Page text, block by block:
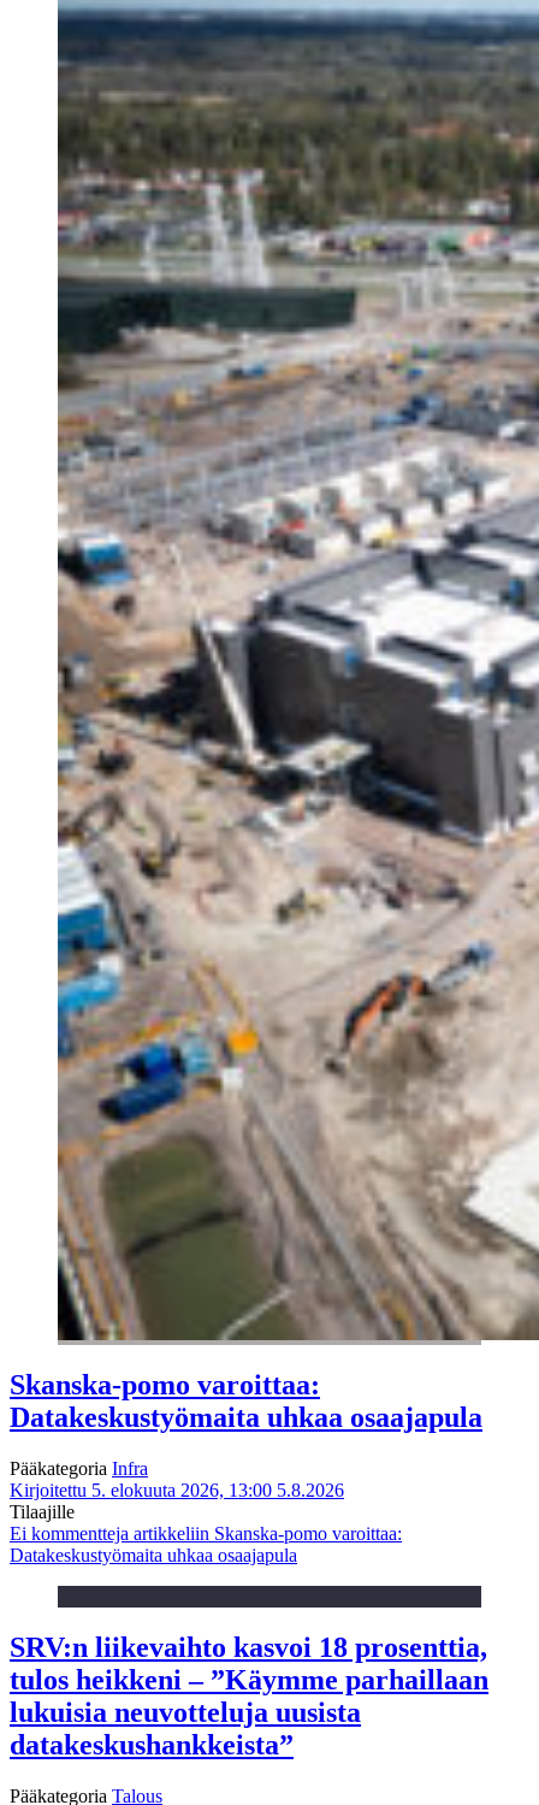
Skanska-pomo varoittaa:
Datakeskustyömaita uhkaa osaajapula
Pääkategoria Infra
Kirjoitettu 5. elokuuta 2026, 13:00 5.8.2026
Tilaajille
Ei kommentteja artikkeliin Skanska-pomo varoittaa:
Datakeskustyömaita uhkaa osaajapula
SRV:n liikevaihto kasvoi 18 prosenttia,
tulos heikkeni – ”Käymme parhaillaan
lukuisia neuvotteluja uusista
datakeskushankkeista”
Pääkategoria Talous